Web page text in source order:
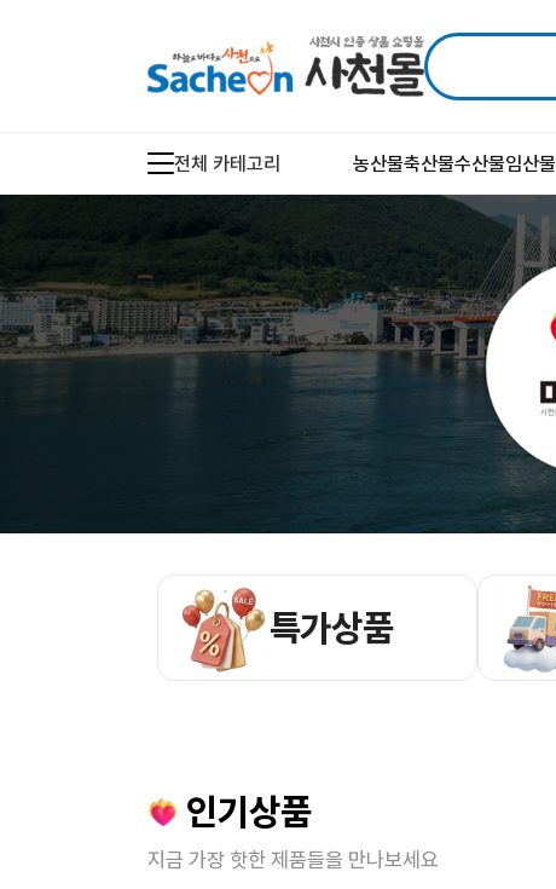
전체 카테고리 농산물축산물수산물임산물
특가상품
인기상품
지금 가장 핫한 제품들을 만나보세요